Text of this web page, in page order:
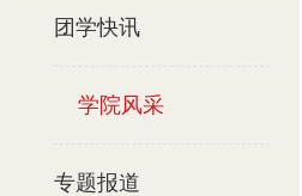
团学快讯
学院风采
专题报道